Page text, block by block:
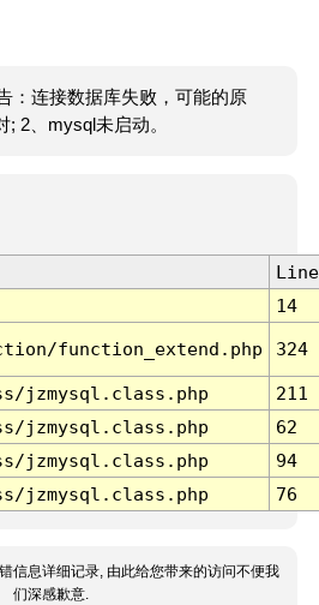
：连接数据库失败，可能的原
; 2、mysql未启动。
Line
14
function_extend.php 324
jzmysql.class.php
211
jzmysql.class.php
62
jzmysql.class.php
94
jzmysql.class.php 76
信息详细记录, 由此给您带来的访问不便我
们深感歉意.